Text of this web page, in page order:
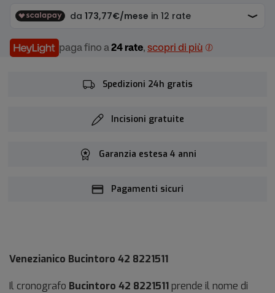
paga fino a 24 rate, scopri di più
Spedizioni 24h gratis
Incisioni gratuite
Garanzia estesa 4 anni
Pagamenti sicuri
Venezianico Bucintoro 42 8221511
Il cronografo Bucintoro 42 8221511 prende il nome di